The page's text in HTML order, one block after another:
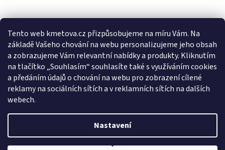
Tento web kmetova.cz přizpůsobujeme na míru Vám. Na
základě Vašeho chování na webu personalizujeme jeho obsah
a zobrazujeme Vám relevantní nabídky a produkty. Kliknutím
na tlačítko „Souhlasím“ souhlasíte také s využíváním cookies
a předáním údajů o chování na webu pro zobrazení cílené
reklamy na sociálních sítích a v reklamních sítích na dalších
webech.
Nastavení
Sledovat na Instagramu
Facebooková stránka
Vytvořil Shoptet